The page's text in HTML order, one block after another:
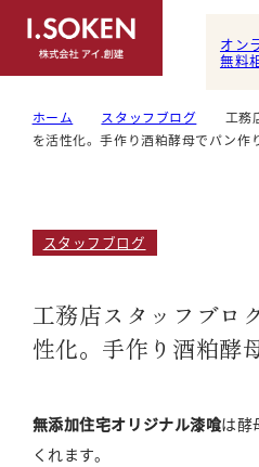
オン
無料
ホーム スタッフブログ
工務
を活性化。手作り酒粕酵母でパン作
スタッフブログ
工務店スタッフブ
性化。手作り酒粕酵
無添加住宅オリジナル漆喰は酵
くれます。